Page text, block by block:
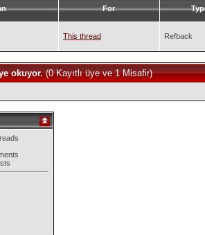
For
This thread Refback
okuyor.(0 Kayıtlı üye ve 1 Misafir)